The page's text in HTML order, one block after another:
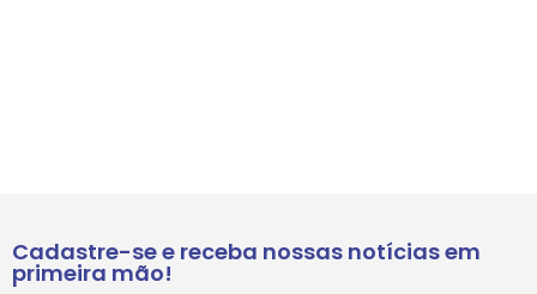
Cadastre-se e receba nossas notícias em
primeira mão!